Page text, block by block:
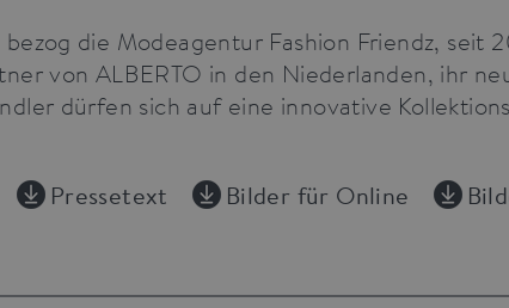
bezog die Modeagentur Fashion Friendz, seit
von ALBERTO in den Niederlanden, ihr
dürfen sich auf eine innovative
Pressetext Bilder für Online